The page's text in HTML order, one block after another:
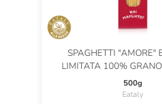
SPAGHETTI "AMORE"
LIMITATA 100%
500g
Eataly